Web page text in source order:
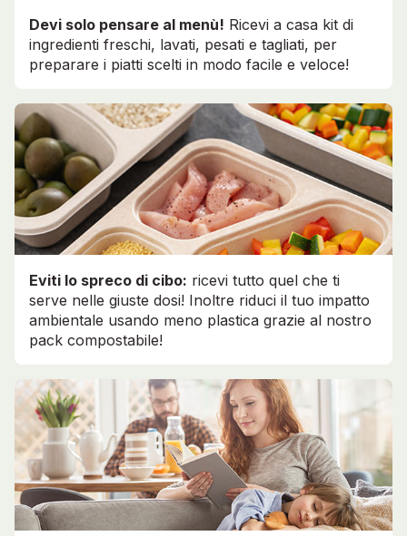
Devi solo pensare al menù! Ricevi a casa kit di
ingredienti freschi, lavati, pesati e tagliati, per
preparare i piatti scelti in modo facile e veloce!
Eviti lo spreco di cibo: ricevi tutto quel che ti
serve nelle giuste dosi! Inoltre riduci il tuo impatto
ambientale usando meno plastica grazie al nostro
pack compostabile!